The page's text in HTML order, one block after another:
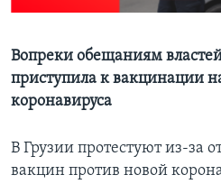
Языки
Вопреки обещаниям
приступила к вакцинации
коронавируса
В Грузии протестуют из-за
вакцин против новой